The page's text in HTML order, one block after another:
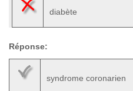
diabète
Réponse:
syndrome coronarien